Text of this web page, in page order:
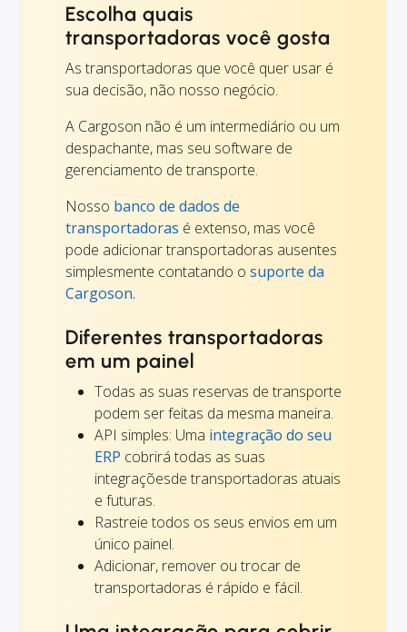
Escolha quais
transportadoras você gosta
As transportadoras que você quer usar é
sua decisão, não nosso negócio.
A Cargoson não é um intermediário ou um
despachante, mas seu software de
gerenciamento de transporte.
Nosso banco de dados de
transportadoras é extenso, mas você
pode adicionar transportadoras ausentes
simplesmente contatando o suporte da
Cargoson.
Diferentes transportadoras
em um painel
Todas as suas reservas de transporte
podem ser feitas da mesma maneira.
API simples: Uma integração do seu
ERP cobrirá todas as suas
integraçõesde transportadoras atuais
e futuras.
Rastreie todos os seus envios em um
único painel.
Adicionar, remover ou trocar de
transportadoras é rápido e fácil.